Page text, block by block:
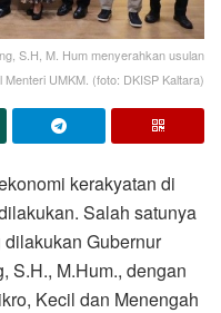
S.H, M. Hum menyerahkan usulan
Menteri UMKM. (foto: DKISP Kaltara)
kerakyatan di
Salah satunya
Gubernur
S.H., M.Hum., dengan
Kecil dan Menengah